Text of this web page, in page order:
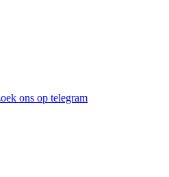
ons op telegram